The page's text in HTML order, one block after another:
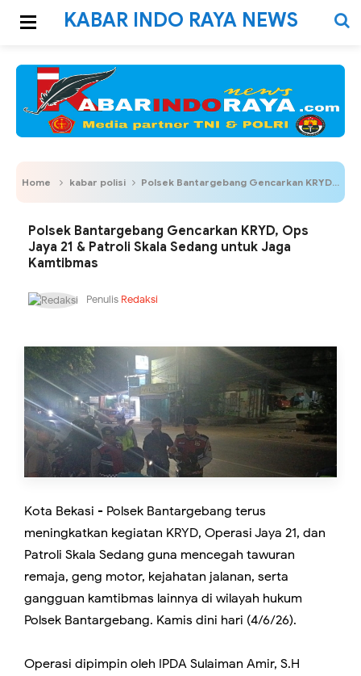
KABAR INDO RAYA NEWS
Home kabar polisi Polsek Bantargebang Gencarkan KRYD, Ops Jaya 21 & Patroli Skala Sedang untuk Jaga Kamtibmas
Polsek Bantargebang Gencarkan KRYD, Ops
Jaya 21 & Patroli Skala Sedang untuk Jaga
Kamtibmas
Penulis Redaksi
Kota Bekasi - Polsek Bantargebang terus
meningkatkan kegiatan KRYD, Operasi Jaya 21, dan
Patroli Skala Sedang guna mencegah tawuran
remaja, geng motor, kejahatan jalanan, serta
gangguan kamtibmas lainnya di wilayah hukum
Polsek Bantargebang. Kamis dini hari (4/6/26).
Operasi dipimpin oleh IPDA Sulaiman Amir, S.H